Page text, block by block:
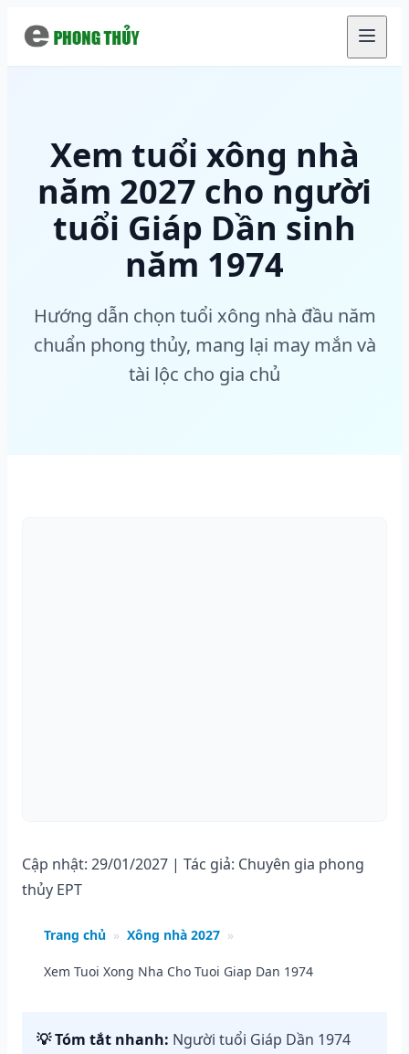
Xem tuổi xông nhà
năm 2027 cho người
tuổi Giáp Dần sinh
năm 1974
Hướng dẫn chọn tuổi xông nhà đầu năm
chuẩn phong thủy, mang lại may mắn và
tài lộc cho gia chủ
Cập nhật: 29/01/2027 | Tác giả: Chuyên gia phong
thủy EPT
Trang chủ » Xông nhà 2027 »
Xem Tuoi Xong Nha Cho Tuoi Giap Dan 1974
💡 Tóm tắt nhanh: Người tuổi Giáp Dần 1974